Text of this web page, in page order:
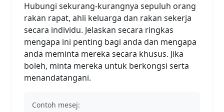
Hubungi sekurang-kurangnya sepuluh orang
rakan rapat, ahli keluarga dan rakan sekerja
secara individu. Jelaskan secara ringkas
mengapa ini penting bagi anda dan mengapa
anda meminta mereka secara khusus. Jika
boleh, minta mereka untuk berkongsi serta
menandatangani.
Contoh mesej: